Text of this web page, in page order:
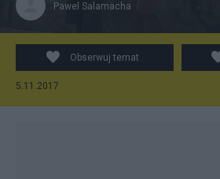
Pawel Salamacha
Obserwuj temat
5.11.2017